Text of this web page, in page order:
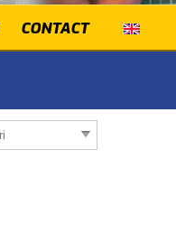
CONTACT